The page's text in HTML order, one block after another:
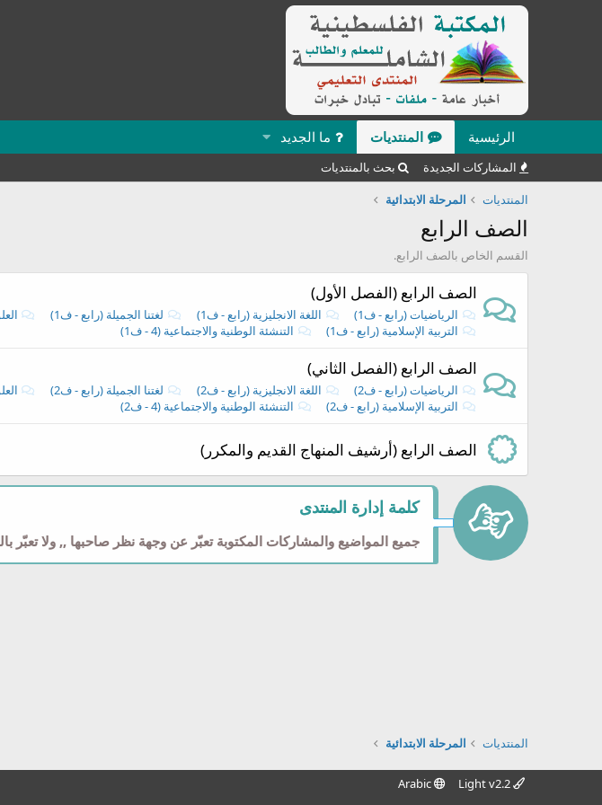
الرئيسية المنتديات ما الجديد
المشاركات الجديدة
بحث بالمنتديات
المنتديات
المرحلة الابتدائية
الصف الرابع
القسم الخاص بالصف الرابع.
الصف الرابع (الفصل الأول)
الرياضيات (رابع - ف1) اللغة الانجليزية (رابع - ف1) لغتنا الجميلة (رابع - ف1)
التربية الإسلامية (رابع - ف1)
التنشئة الوطنية والاجتماعية (4 - ف1)
الصف الرابع (الفصل الثاني)
الرياضيات (رابع - ف2) اللغة الانجليزية (رابع - ف2) لغتنا الجميلة (رابع - ف2)
التربية الإسلامية (رابع - ف2)
التنشئة الوطنية والاجتماعية (4 - ف2)
الصف الرابع (أرشيف المنهاج القديم والمكرر)
كلمة إدارة المنتدى
جميع المواضيع والمشاركات المكتوبة تعبّر عن وجهة نظر صاحبها ,, ولا تعبّر
المنتديات المرحلة الابتدائية
Arabic